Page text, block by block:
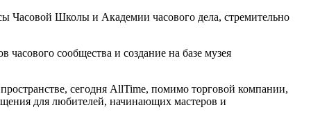
Часовой Школы и Академии часового дела, стремительно
сообщества и создание на базе музея
сегодня AllTime, помимо торговой компании,
для любителей, начинающих мастеров и